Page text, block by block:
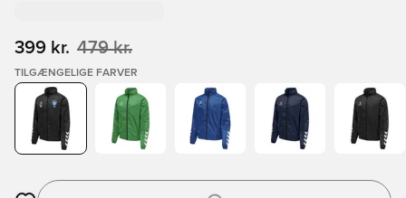
399 kr. 479 kr.
TILGÆNGELIGE FARVER